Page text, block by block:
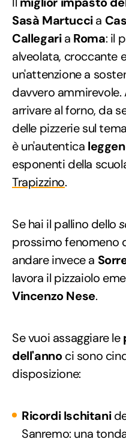
Sasà Martuccia
Callegaria Roma: il
alveolata, croccante
un'attenzione a
davvero
arrivare al forno, da
delle pizzerie sul
è un'autentica
esponenti della
Trapizzino.
Se hai il pallino dello
prossimo fenomeno
andare invece a
lavora il pizzaiolo
Vincenzo Nese.
Se vuoi assaggiare le
dell'annoci sono
disposizione:
Ricordi Ischitani
Sanremo: una